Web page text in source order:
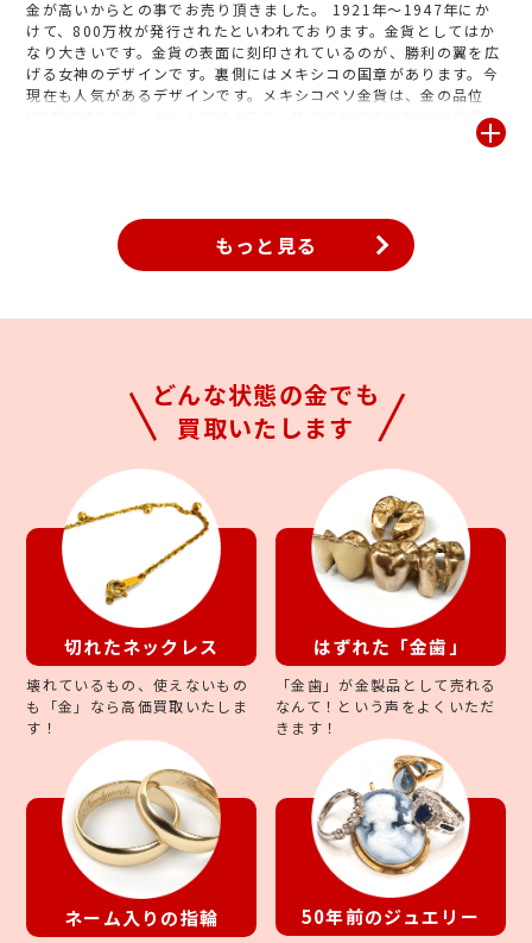
さい!
金が高いからとの事でお売り頂きました。 1921年～1947年にか
けて、800万枚が発行されたといわれております。金貨としてはか
なり大きいです。金貨の表面に刻印されているのが、勝利の翼を広
げる女神のデザインです。裏側にはメキシコの国章があります。今
現在も人気があるデザインです。メキシコペソ金貨は、金の品位
(純度)が90.0パーセントK21.6です。サイズが大きい50ペソ金貨
は、手のひらにのせると適度な重みがあります。メキシコペソ金貨
くありません。スペインからの独立100周年を記念して発行され
た、歴史的にも重要な金貨とされています。ジュエルカフェでは無
料でお調べさせて頂きますので「このコインいくらになるんだろ
もっと見る
どんな状態の金でも
買取いたします
切れたネックレス
壊れているもの、使えないもの
も「金」なら高価買取いたしま
す！
はずれた「金歯」
「金歯」が金製品として売れる
なんて！という声をよくいただ
きます！
ネーム入りの指輪 50年前のジュエリー